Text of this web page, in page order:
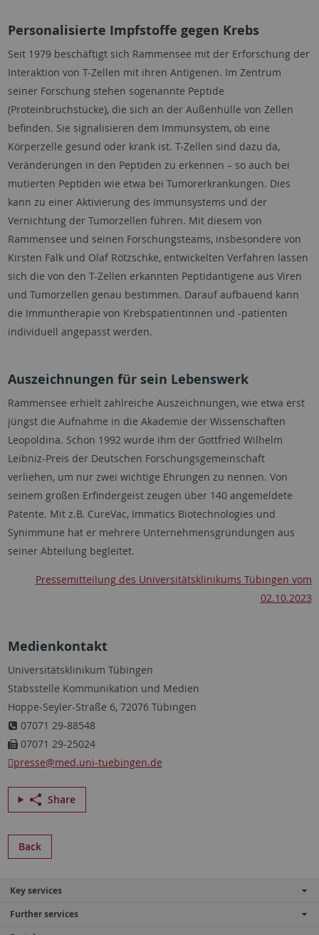
Personalisierte Impfstoffe gegen Krebs
Seit 1979 beschäftigt sich Rammensee mit der Erforschung der
Interaktion von T-Zellen mit ihren Antigenen. Im Zentrum
seiner Forschung stehen sogenannte Peptide
(Proteinbruchstücke), die sich an der Außenhülle von Zellen
befinden. Sie signalisieren dem Immunsystem, ob eine
Körperzelle gesund oder krank ist. T-Zellen sind dazu da,
Veränderungen in den Peptiden zu erkennen – so auch bei
mutierten Peptiden wie etwa bei Tumorerkrankungen. Dies
kann zu einer Aktivierung des Immunsystems und der
Vernichtung der Tumorzellen führen. Mit diesem von
Rammensee und seinen Forschungsteams, insbesondere von
Kirsten Falk und Olaf Rötzschke, entwickelten Verfahren lassen
sich die von den T-Zellen erkannten Peptidantigene aus Viren
und Tumorzellen genau bestimmen. Darauf aufbauend kann
die Immuntherapie von Krebspatientinnen und -patienten
individuell angepasst werden.
Auszeichnungen für sein Lebenswerk
Rammensee erhielt zahlreiche Auszeichnungen, wie etwa erst
jüngst die Aufnahme in die Akademie der Wissenschaften
Leopoldina. Schon 1992 wurde ihm der Gottfried Wilhelm
Leibniz-Preis der Deutschen Forschungsgemeinschaft
verliehen, um nur zwei wichtige Ehrungen zu nennen. Von
seinem großen Erfindergeist zeugen über 140 angemeldete
Patente. Mit z.B. CureVac, Immatics Biotechnologies und
Synimmune hat er mehrere Unternehmensgründungen aus
seiner Abteilung begleitet.
Pressemitteilung des Universitätsklinikums Tübingen vom
02.10.2023
Medienkontakt
Universitätsklinikum Tübingen
Stabsstelle Kommunikation und Medien
Hoppe-Seyler-Straße 6, 72076 Tübingen
07071 29-88548
07071 29-25024
presse@med.uni-tuebingen.de
Share
Back
Key services
Further services